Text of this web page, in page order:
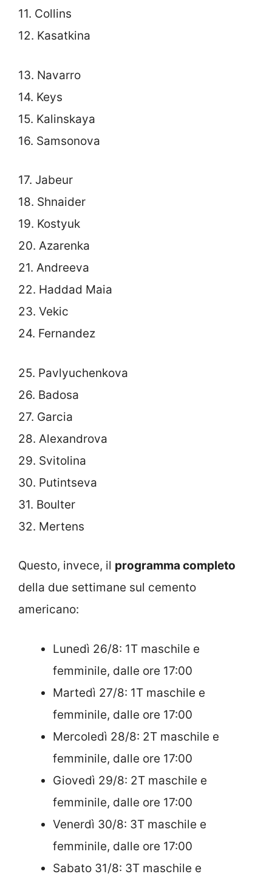
11. Collins
12. Kasatkina
13. Navarro
14. Keys
15. Kalinskaya
16. Samsonova
17. Jabeur
18. Shnaider
19. Kostyuk
20. Azarenka
21. Andreeva
22. Haddad Maia
23. Vekic
24. Fernandez
25. Pavlyuchenkova
26. Badosa
27. Garcia
28. Alexandrova
29. Svitolina
30. Putintseva
31. Boulter
32. Mertens
Questo, invece, il programma completo
della due settimane sul cemento
americano:
Lunedì 26/8: 1T maschile e
femminile, dalle ore 17:00
Martedì 27/8: 1T maschile e
femminile, dalle ore 17:00
Mercoledì 28/8: 2T maschile e
femminile, dalle ore 17:00
Giovedì 29/8: 2T maschile e
femminile, dalle ore 17:00
Venerdì 30/8: 3T maschile e
femminile, dalle ore 17:00
Sabato 31/8: 3T maschile e